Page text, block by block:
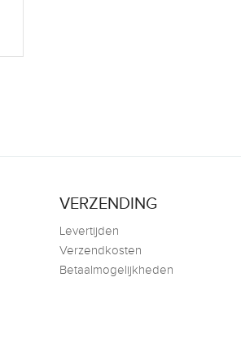
VERZENDING
Levertijden
Verzendkosten
Betaalmogelijkheden